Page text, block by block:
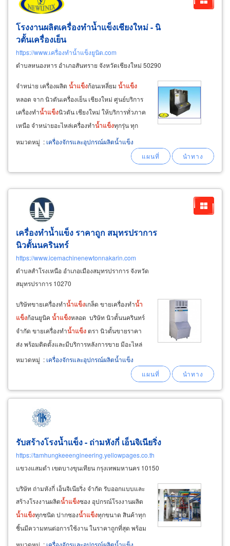
โรงงานผลิตเครื่องทำน้ำแข็งเชียงใหม่ - นิ
วตั้นเครื่องเย็น
https://www.เครื่องทำน้ำแข็งยูนิต.com
ตำบลหนองหาร อำเภอสันทราย จังหวัดเชียงใหม่ 50290
จำหน่าย เครื่องผลิต น้ำแข็งก้อนเหลี่ยม น้ำแข็ง
หลอด จาก นิวตันเครื่องเย็น เชียงใหม่ ศูนย์บริการ
เครื่องทำน้ำแข็งนิวตัน เชียงใหม่ ให้บริการทั่วภาค
เหนือ จำหน่ายอะไหล่เครื่องทำน้ำแข็งทุกรุ่น ทุก
แบบชนิด รับซ่อมเครื่องทำ น้ำแข็งทุกชนิดใส่
อะไหล่ตรงรุ่น รับประกันหลังการซ่อม ซื้อเครื่องทำ
หมวดหมู่ : เครื่องจักรและอุปกรณ์ผลิตน้ำแข็ง
เครื่องทำน้ำแข็ง ราคาถูก สมุทรปราการ
นิวตั้นนครินทร์
https://www.icemachinenewtonnakarin.com
ตำบลสำโรงเหนือ อำเภอเมืองสมุทรปราการ จังหวัด
สมุทรปราการ 10270
บริษัทขายเครื่องทำน้ำแข็งเกล็ด ขายเครื่องทำน้ำ
แข็งก้อนยูนิค น้ำแข็งหลอด บริษัท นิวตั้นนครินทร์
จำกัด ขายเครื่องทำน้ำแข็ง ตรา นิวตั้นขายราคา
ส่ง พร้อมติดตั้งและมีบริการหลังการขาย มีอะไหล่
ทุกชิ้นทุกรุ่น สำหรับโรงน้ำแข็งร้านน้ำแข็งผลิต
ตักแบ่ง
หมวดหมู่ : เครื่องจักรและอุปกรณ์ผลิตน้ำแข็ง
รับสร้างโรงน้ำแข็ง - ถ่ามหังกี่ เอ็นจิเนียริ่ง
https://tamhungkeeengineering.yellowpages.co.th
แขวงแสมดำ เขตบางขุนเทียน กรุงเทพมหานคร 10150
บริษัท ถ่ามหังกี่ เอ็นจิเนียริ่ง จำกัด รับออกแบบและ
สร้างโรงงานผลิตน้ำแข็งซอง อุปกรณ์โรงงานผลิต
น้ำแข็งทุกชนิด ปากซองน้ำแข็งทุกขนาด สินค้าทุก
ชิ้นมีความทนต่อการใช้งาน ในราคาถูกที่สุด พร้อม
ทั้งมีระบบลำเลียงและเครื่องจักรแปรรูป น้ำ แข็ง
หมวดหมู่ : เครื่องจักรและอุปกรณ์ผลิตน้ำแข็ง